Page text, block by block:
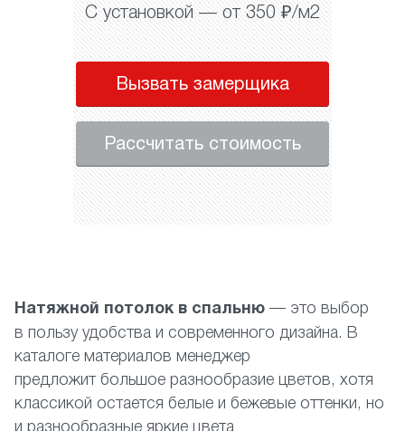
С установкой — от 350 ₽/м2
Вызвать замерщика
Рассчитать стоимость
Натяжной потолок в спальню — это выбор
в пользу удобства и современного дизайна. В
каталоге материалов менеджер
предложит большое разнообразие цветов, хотя
классикой остается белые и бежевые оттенки, но
и разнообразные яркие цвета